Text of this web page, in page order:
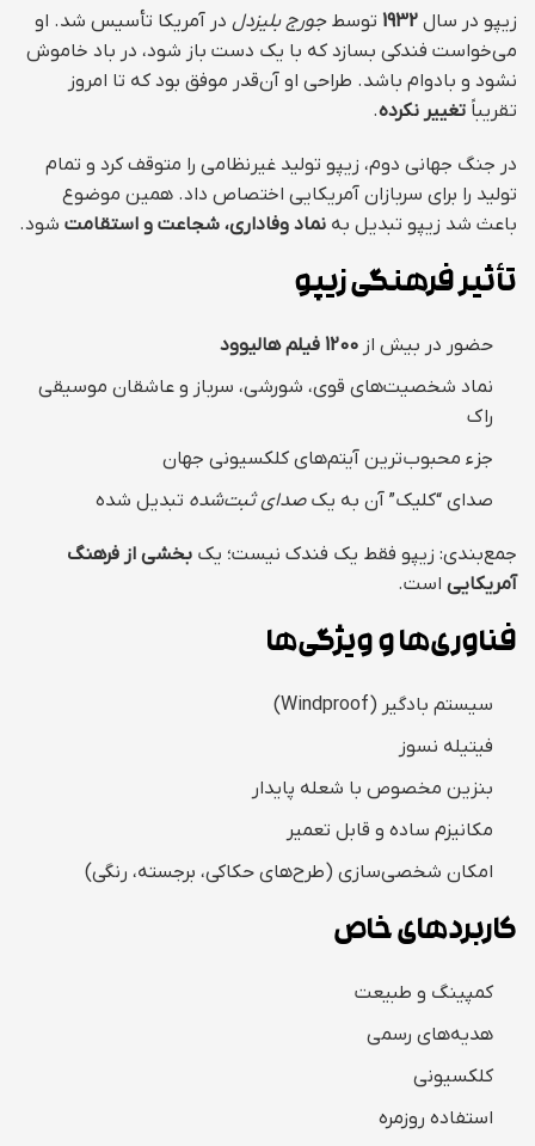
زیپو در سال 1932 توسطجورج بلیزدل در آمریکا تأسیس شد. او
می‌خواست فندکی بسازد که با یک دست باز شود، در باد خاموش
نشود و بادوام باشد. طراحی او آن‌قدر موفق بود که تا امروز
تقریباً تغییر نکرده.
در جنگ جهانی دوم، زیپو تولید غیرنظامی را متوقف کرد و تمام
تولید را برای سربازان آمریکایی اختصاص داد. همین موضوع
باعث شد زیپو تبدیل به نماد وفاداری، شجاعت و استقامت شود.
تأثیر فرهنگی زیپو
حضور در بیش از 1200 فیلم هالیوود
نماد شخصیت‌های قوی، شورشی، سرباز و عاشقان موسیقی
راک
جزء محبوب‌ترین آیتم‌های کلکسیونی جهان
صدای “کلیک” آن به یکصدای ثبت‌شده تبدیل شده
جمع‌بندی: زیپو فقط یک فندک نیست؛ یک بخشی از فرهنگ
آمریکایی است.
فناوری‌ها و ویژگی‌ها
سیستم بادگیر (Windproof)
فیتیله نسوز
بنزین مخصوص با شعله پایدار
مکانیزم ساده و قابل تعمیر
امکان شخصی‌سازی (طرح‌های حکاکی، برجسته، رنگی)
کاربردهای خاص
کمپینگ و طبیعت
هدیه‌های رسمی
کلکسیونی
استفاده روزمره